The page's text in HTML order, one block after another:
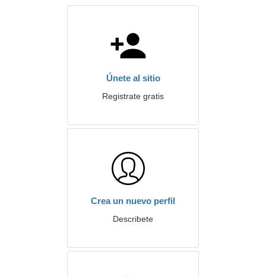
Únete al sitio
Registrate gratis
Crea un nuevo perfil
Describete